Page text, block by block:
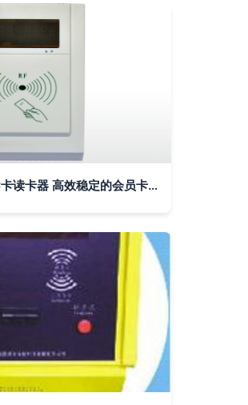
峰华科技RF非接触IC卡读卡器 高效稳定的会员卡刷卡解决方案